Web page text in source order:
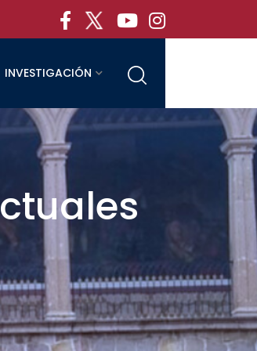
INVESTIGACIÓN